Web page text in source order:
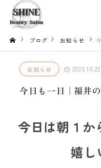
ブログ お知らせ
お知らせ 2023.10.22
今日も一日｜福井
今日は朝１か
嬉し